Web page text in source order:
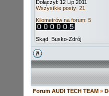
Dołączył: 12 Lip 2011
Wszystkie posty: 21
Kilometrów na forum: 5
Skąd: Busko-Zdrój
Forum AUDI TECH TEAM »